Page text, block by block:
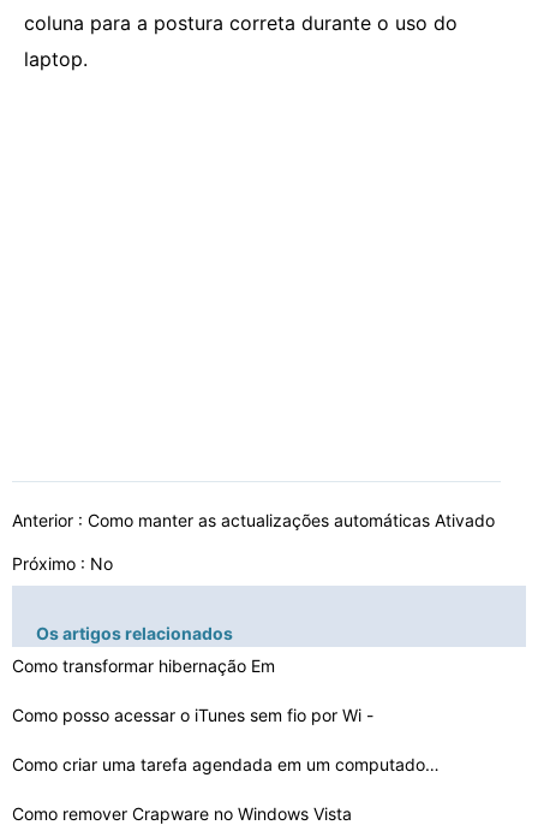
coluna para a postura correta durante o uso do
laptop.
Anterior : Como manter as actualizações automáticas Ativado
Próximo : No
Os artigos relacionados
Como transformar hibernação Em
Como posso acessar o iTunes sem fio por Wi -
Como criar uma tarefa agendada em um computador remoto …
Como remover Crapware no Windows Vista